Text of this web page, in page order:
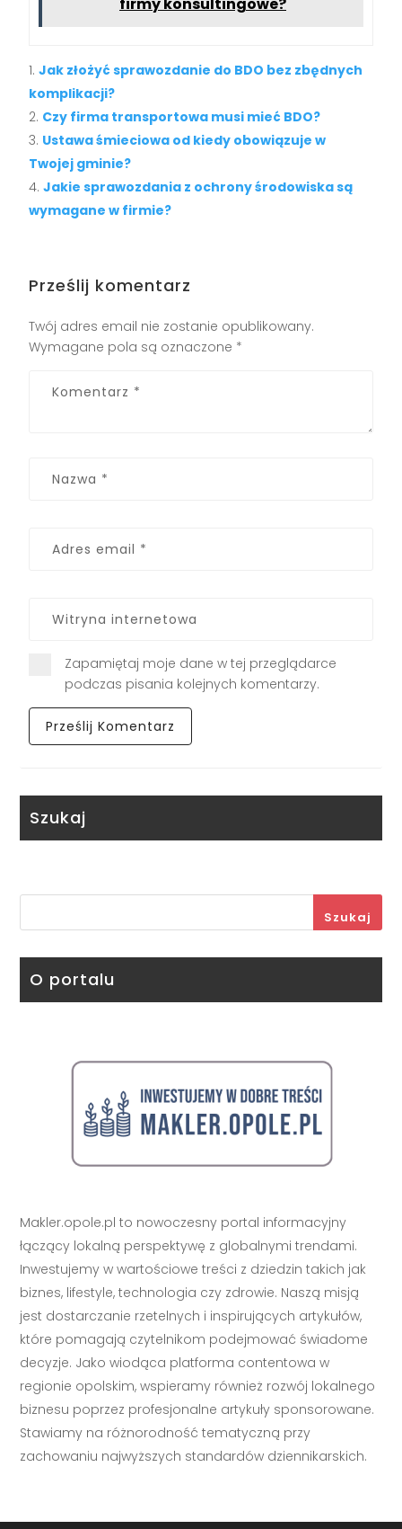
Jak złożyć sprawozdanie do BDO bez zbędnych
komplikacji?
Czy firma transportowa musi mieć BDO?
Ustawa śmieciowa od kiedy obowiązuje w
Twojej gminie?
Jakie sprawozdania z ochrony środowiska są
wymagane w firmie?
Prześlij komentarz
Twój adres email nie zostanie opublikowany.
Wymagane pola są oznaczone *
Zapamiętaj moje dane w tej przeglądarce
podczas pisania kolejnych komentarzy.
Szukaj
Szukaj
O portalu
Makler.opole.pl to nowoczesny portal informacyjny
łączący lokalną perspektywę z globalnymi trendami.
Inwestujemy w wartościowe treści z dziedzin takich jak
biznes, lifestyle, technologia czy zdrowie. Naszą misją
jest dostarczanie rzetelnych i inspirujących artykułów,
które pomagają czytelnikom podejmować świadome
decyzje. Jako wiodąca platforma contentowa w
regionie opolskim, wspieramy również rozwój lokalnego
biznesu poprzez profesjonalne artykuły sponsorowane.
Stawiamy na różnorodność tematyczną przy
zachowaniu najwyższych standardów dziennikarskich.